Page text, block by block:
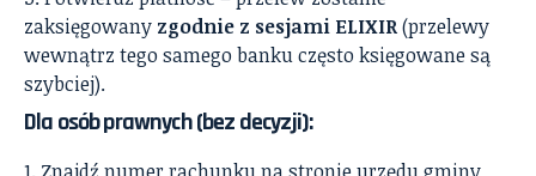
zaksięgowany zgodnie z sesjami ELIXIR(przelewy
wewnątrz tego samego banku często księgowane są
szybciej).
Dla osób prawnych (bez decyzji):
Znajdź numer rachunku na stronie urzędu gminy